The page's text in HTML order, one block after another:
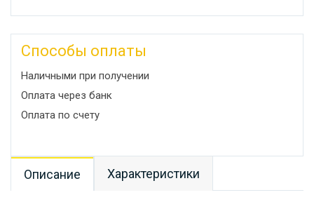
Способы оплаты
Наличными при получении
Оплата через банк
Оплата по счету
Описание Характеристики